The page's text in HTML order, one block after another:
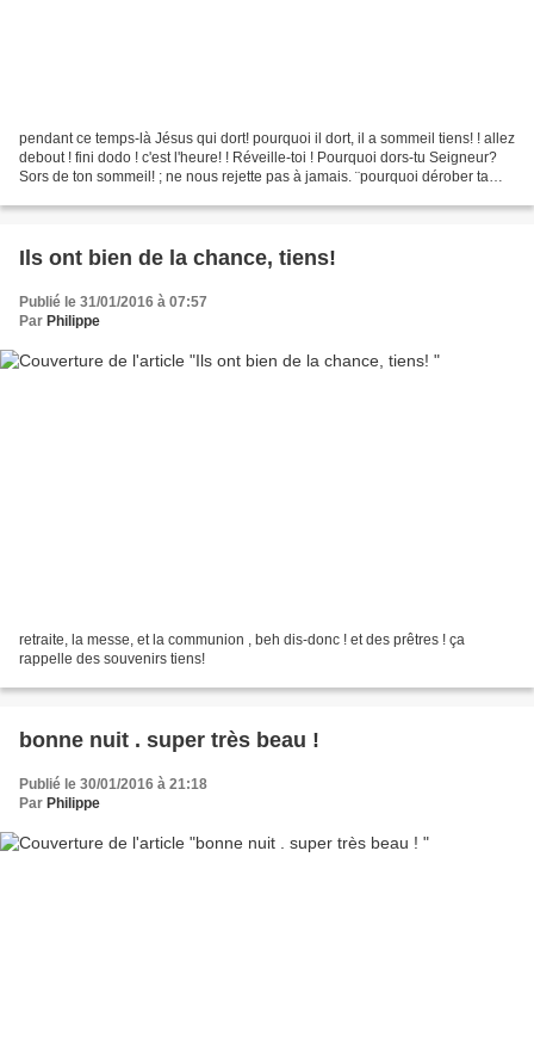
pendant ce temps-là Jésus qui dort! pourquoi il dort, il a sommeil tiens! ! allez
debout ! fini dodo ! c'est l'heure! ! Réveille-toi ! Pourquoi dors-tu Seigneur?
Sors de ton sommeil! ; ne nous rejette pas à jamais. ¨pourquoi dérober ta
Ils ont bien de la chance, tiens!
Publié le 31/01/2016 à 07:57
Par Philippe
retraite, la messe, et la communion , beh dis-donc ! et des prêtres ! ça
rappelle des souvenirs tiens!
bonne nuit . super très beau !
Publié le 30/01/2016 à 21:18
Par Philippe